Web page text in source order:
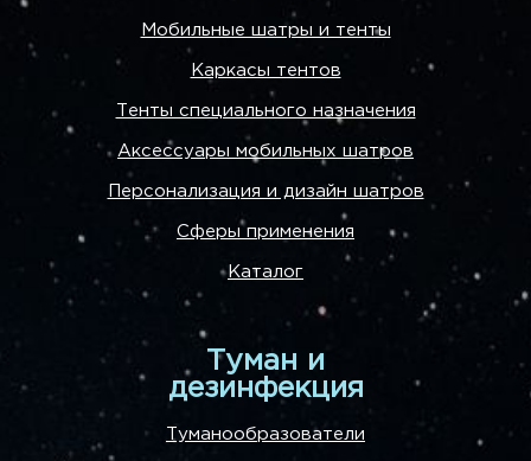
Мобильные шатры и тенты
Каркасы тентов
Тенты специального назначения
Аксессуары мобильных шатров
Персонализация и дизайн шатров
Сферы применения
Каталог
Туман и
дезинфекция
Туманообразователи